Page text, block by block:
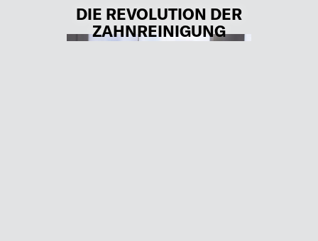
DIE REVOLUTION DER
ZAHNREINIGUNG